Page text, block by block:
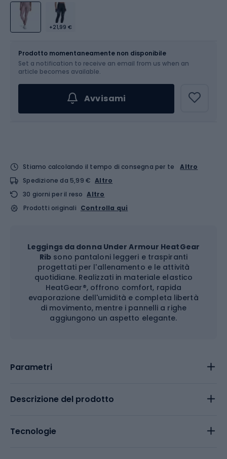
+21,99 €
Scegli un'opzione...
Prodotto momentaneamente non disponibile
Set a notification to receive an email from us when an
article becomes available.
Avvisami
Stiamo calcolando il tempo di consegna per te
Altro
Spedizione da 5,99 € Altro
30 giorni per il reso Altro
Prodotti originali Controlla qui
Leggings da donna Under Armour HeatGear
Rib sono pantaloni leggeri e traspiranti
progettati per l'allenamento e le attività
quotidiane. Realizzati in materiale elastico
HeatGear®, offrono comfort, rapida
evaporazione dell'umidità e completa libertà
di movimento, mentre i pannelli a righe
aggiungono un aspetto elegante.
Parametri
Descrizione del prodotto
Tecnologie